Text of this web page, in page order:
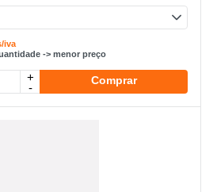
iva
-> menor preço
+
-
Comprar